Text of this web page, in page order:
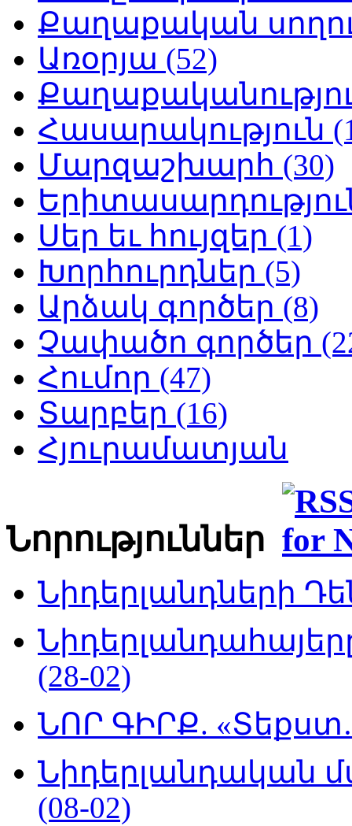
Քաղաքական
Առօրյա (52)
Հասարակություն
Մարզաշխարհ (30)
Սեր եւ հույզեր (1)
Խորհուրդներ (5)
Արձակ գործեր (8)
Չափածո գործեր
Հումոր (47)
Տարբեր (16)
Հյուրամատյան
Նորություններ
Նիդերլանդների
(28-02)
ՆՈՐ ԳԻՐՔ.
Նիդերլանդական
(08-02)